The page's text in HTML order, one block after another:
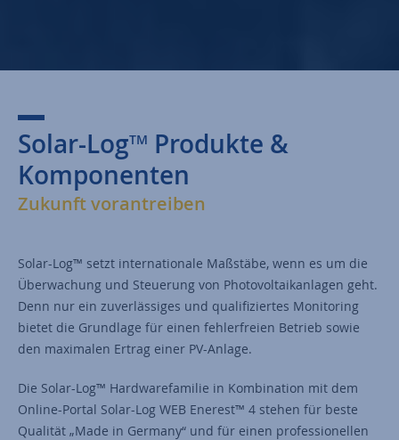
Solar-LogTM Produkte &
Komponenten
Zukunft vorantreiben
Solar-Log™ setzt internationale Maßstäbe, wenn es um die
Überwachung und Steuerung von Photovoltaikanlagen geht.
Denn nur ein zuverlässiges und qualifiziertes Monitoring
bietet die Grundlage für einen fehlerfreien Betrieb sowie
den maximalen Ertrag einer PV-Anlage.
Die Solar-Log™ Hardwarefamilie in Kombination mit dem
Online-Portal Solar-Log WEB Enerest™ 4 stehen für beste
Qualität „Made in Germany“ und für einen professionellen